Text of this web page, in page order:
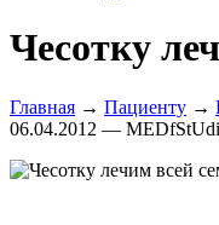
Чесотку
Главная → Пациенту →
06.04.2012 —